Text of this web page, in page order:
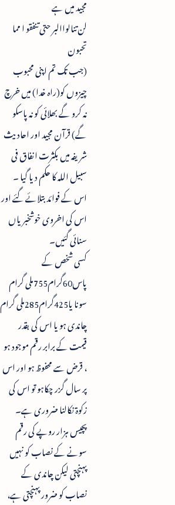
مجید میں ہے
لن تنالواالبر حتی تنفقو ا مما
تحبون
(جب تک تم اپنی محبوب
چیزوں کو(راہ خدا) میں خرچ
نہ کرو گے بھلائی کو نہ پاسکو
گے) قرآن مجید اور احادیث
شریفہ میں بکثرت انفاق فی
سبیل اللہ کا حکم دیا گیا ۔
اس کے فوائدبتلائے گئے اور
اس کی اخروی خوشخبریاں
سنائی گئیں۔
کسی شخص کے
پاس60گرام755ملی گرام
سونا یا425گرام285ملی گرام
چاندی ہو یا اس کی بقدر
قیمت کے برابر رقم موجود ہو
، قرض سے محفوظ ہو اور اس
پر سال گزر چکاہو تو اس کی
زکوۃ نکالنا ضروری ہے۔
پچیس ہزار روپے کی رقم
سونے کے نصاب کو نہیں
پہنچتی لیکن چاندی کے
نصاب کو ضرور پہنچتی ہے،